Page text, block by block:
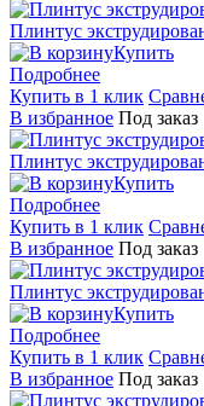
Плинтус
Купить
Подробнее
Купить в 1 клик
В избранное Под заказ
Плинтус
Купить
Подробнее
Купить в 1 клик
В избранное Под заказ
Плинтус
Купить
Подробнее
Купить в 1 клик
В избранное Под заказ